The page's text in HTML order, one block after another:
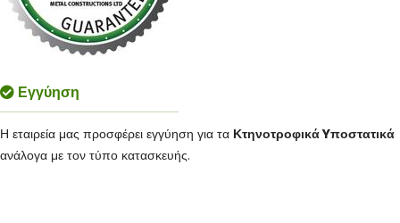
Εγγύηση
Η εταιρεία μας προσφέρει εγγύηση για τα ΚτηνοτροφικάYποστατικά
ανάλογα με τον τύπο κατασκευής.